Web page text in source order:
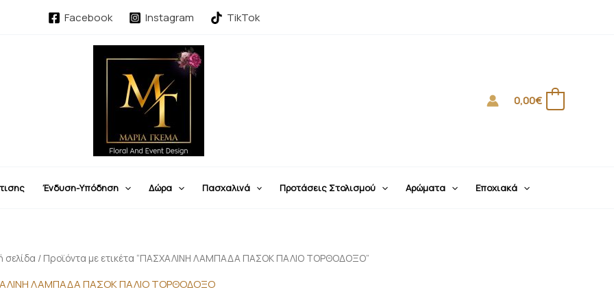
Facebook Instagram TikTok
0,00€
Ένδυση-Υπόδηση Δώρα Πασχαλινά Προτάσεις Στολισμού Αρώματα Εποχιακά
σελίδα / Προϊόντα με ετικέτα “ΠΑΣΧΑΛΙΝΗ ΛΑΜΠΑΔΑ ΠΑΣΟΚ ΠΑΛΙΟ ΤΟΡΘΟΔΟΞΟ”
ΛΑΜΠΑΔΑ ΠΑΣΟΚ ΠΑΛΙΟ ΤΟΡΘΟΔΟΞΟ